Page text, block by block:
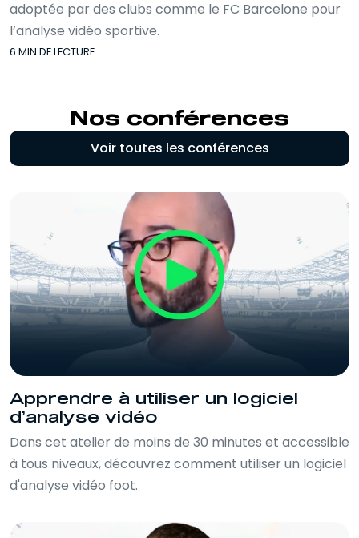
adoptée par des clubs comme le FC Barcelone pour
l’analyse vidéo sportive.
6 MIN DE LECTURE
Nos conférences
Voir toutes les conférences
Apprendre à utiliser un logiciel
d’analyse vidéo
Dans cet atelier de moins de 30 minutes et accessible
à tous niveaux, découvrez comment utiliser un logiciel
d'analyse vidéo foot.